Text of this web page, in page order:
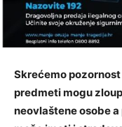
Skrećemo
predmeti mogu
neovlaštene osobe